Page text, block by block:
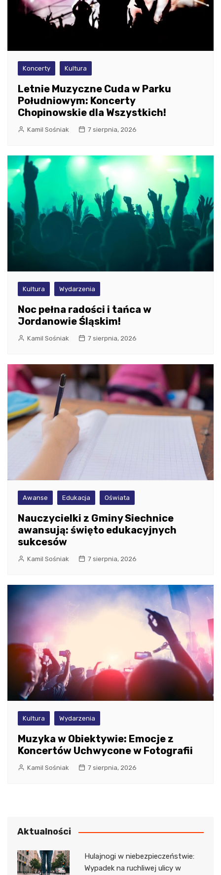
Koncerty Kultura
Letnie Muzyczne Cuda w Parku
Południowym: Koncerty
Chopinowskie dla Wszystkich!
Kamil Sośniak 7 sierpnia, 2026
Kultura Wydarzenia
Noc pełna radości i tańca w
Jordanowie Śląskim!
Kamil Sośniak 7 sierpnia, 2026
Awanse Edukacja Oświata
Nauczycielki z Gminy Siechnice
awansują: święto edukacyjnych
sukcesów
Kamil Sośniak 7 sierpnia, 2026
Kultura Wydarzenia
Muzyka w Obiektywie: Emocje z
Koncertów Uchwycone w Fotografii
Kamil Sośniak 7 sierpnia, 2026
Aktualności
Hulajnogi w niebezpieczeństwie:
Wypadek na ruchliwej ulicy w